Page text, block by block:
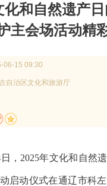
化和自然遗产
主会场活动精
06-15 09:30
自治区文化和旅游厅
，2025年文化和自然
启动仪式在通辽市科